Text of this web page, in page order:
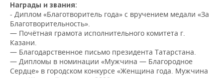
ХОККЕЙ С МЯЧОМ
ПРОИСШЕСТВИЯ
Награды и звания:
- Диплом «Благотворитель года» с вручением медали «За
Благотворительность».
— Почётная грамота исполнительного комитета г.
Казани.
— Благодарственное письмо президента Татарстана.
— Дипломы в номинации «Мужчина — Благородное
Сердце» в городском конкурсе «Женщина года. Мужчина